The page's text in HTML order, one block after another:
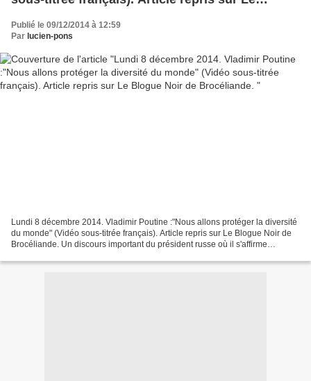
Blogue Noir de Brocéliande.
Publié le 09/12/2014 à 12:59
Par lucien-pons
Lundi 8 décembre 2014. Vladimir Poutine :"Nous allons protéger la diversité
du monde" (Vidéo sous-titrée français). Article repris sur Le Blogue Noir de
Brocéliande. Un discours important du président russe où il s'affirme